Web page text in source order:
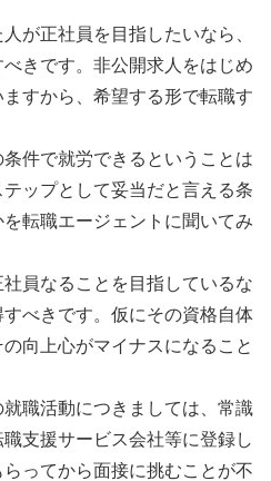
が正社員を目指したいなら、
きです。非公開求人をはじめ
すから、希望する形で転職す
件で就労できるということは
ップとして妥当だと言える条
転職エージェントに聞いてみ
員なることを目指しているな
べきです。仮にその資格自体
向上心がマイナスになること
職活動につきましては、常識
支援サービス会社等に登録し
ってから面接に挑むことが不